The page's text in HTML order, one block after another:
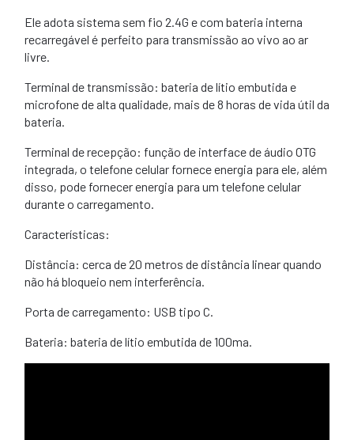
Ele adota sistema sem fio 2.4G e com bateria interna
recarregável é perfeito para transmissão ao vivo ao ar
livre.
Terminal de transmissão: bateria de lítio embutida e
microfone de alta qualidade, mais de 8 horas de vida útil da
bateria.
Terminal de recepção: função de interface de áudio OTG
integrada, o telefone celular fornece energia para ele, além
disso, pode fornecer energia para um telefone celular
durante o carregamento.
Características:
Distância: cerca de 20 metros de distância linear quando
não há bloqueio nem interferência.
Porta de carregamento: USB tipo C.
Bateria: bateria de lítio embutida de 100ma.